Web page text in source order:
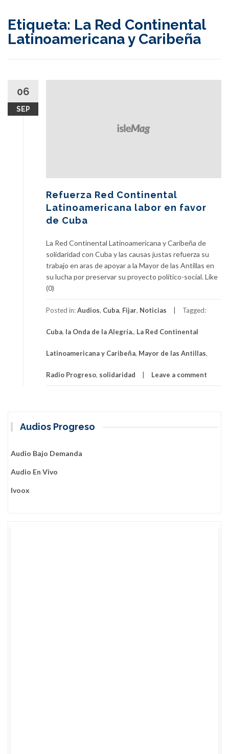
Etiqueta: La Red Continental
Latinoamericana y Caribeña
06
SEP
Refuerza Red Continental
Latinoamericana labor en favor
de Cuba
La Red Continental Latinoamericana y Caribeña de
solidaridad con Cuba y las causas justas refuerza su
trabajo en aras de apoyar a la Mayor de las Antillas en
su lucha por preservar su proyecto político-social. Like
(0)
Posted in:Audios, Cuba, Fijar, Noticias Tagged:
Cuba, la Onda de la Alegría., La Red Continental
Latinoamericana y Caribeña, Mayor de las Antillas,
Radio Progreso, solidaridad Leave a comment
Audios Progreso
Audio Bajo Demanda
Audio En Vivo
Ivoox